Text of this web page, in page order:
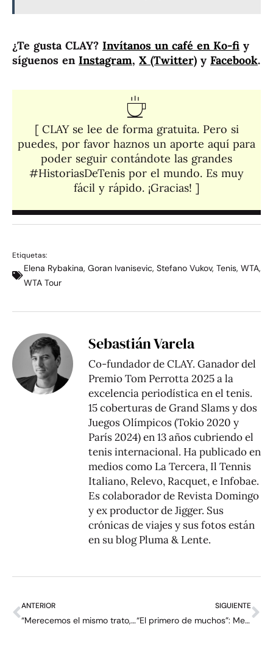
¿Te gusta CLAY? Invítanos un café en Ko-fi y
síguenos en Instagram, X (Twitter) y Facebook.
[ CLAY se lee de forma gratuita. Pero si
puedes, por favor haznos un aporte aquí para
poder seguir contándote las grandes
#HistoriasDeTenis por el mundo. Es muy
fácil y rápido. ¡Gracias! ]​
Etiquetas:
Elena Rybakina, Goran Ivanisevic, Stefano Vukov, Tenis, WTA,
WTA Tour
Sebastián Varela
Co-fundador de CLAY. Ganador del
Premio Tom Perrotta 2025 a la
excelencia periodística en el tenis.
15 coberturas de Grand Slams y dos
Juegos Olímpicos (Tokio 2020 y
París 2024) en 13 años cubriendo el
tenis internacional. Ha publicado en
medios como La Tercera, Il Tennis
Italiano, Relevo, Racquet, e Infobae.
Es colaborador de Revista Domingo
y ex productor de Jigger. Sus
crónicas de viajes y sus fotos están
en su blogPluma & Lente.
ANTERIOR
“Merecemos el mismo trato, seas el número uno o el mil” – entrevista a Daniel Altmaier
SIGUIENTE
“El primero de muchos”: Mensik le niega a Djokovic su centésimo título y se hace grande en Miami